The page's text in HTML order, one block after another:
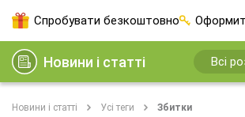
Спробувати безкоштовно
Новини і статті Всі
Новини і статті Усі теги Збитки